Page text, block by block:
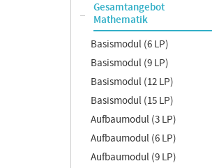
Gesamtangebot
Mathematik
Basismodul (6 LP)
Basismodul (9 LP)
Basismodul (12 LP)
Basismodul (15 LP)
Aufbaumodul (3 LP)
Aufbaumodul (6 LP)
Aufbaumodul (9 LP)